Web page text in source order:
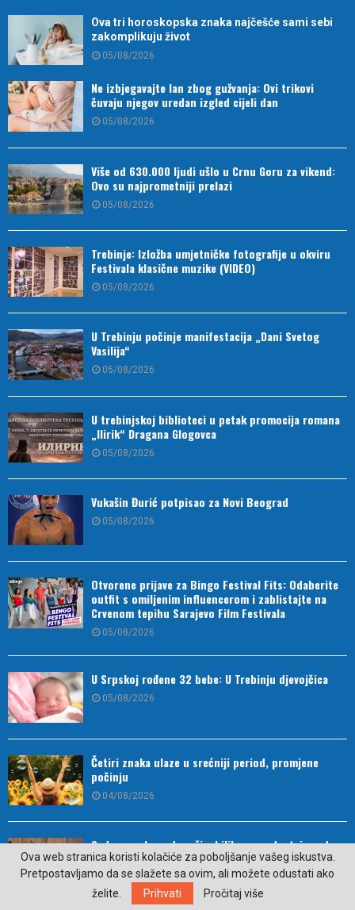
Ova tri horoskopska znaka najčešće sami sebi
zakomplikuju život
05/08/2026
Ne izbjegavajte lan zbog gužvanja: Ovi trikovi
čuvaju njegov uredan izgled cijeli dan
05/08/2026
Više od 630.000 ljudi ušlo u Crnu Goru za vikend:
Ovo su najprometniji prelazi
05/08/2026
Trebinje: Izložba umjetničke fotografije u okviru
Festivala klasične muzike (VIDEO)
05/08/2026
U Trebinju počinje manifestacija „Dani Svetog
Vasilija“
05/08/2026
U trebinjskoj biblioteci u petak promocija romana
„Ilirik“ Dragana Glogovca
05/08/2026
Vukašin Đurić potpisao za Novi Beograd
05/08/2026
Otvorene prijave za Bingo Festival Fits: Odaberite
outfit s omiljenim influencerom i zablistajte na
Crvenom tepihu Sarajevo Film Festivala
05/08/2026
U Srpskoj rođene 32 bebe: U Trebinju djevojčica
05/08/2026
Četiri znaka ulaze u srećniji period, promjene
počinju
04/08/2026
Sedam znakova da vašim biljkama nedostaje vode
04/08/2026
Ova web stranica koristi kolačiće za poboljšanje vašeg iskustva.
Pretpostavljamo da se slažete sa ovim, ali možete odustati ako
želite.
Prihvati Pročitaj više